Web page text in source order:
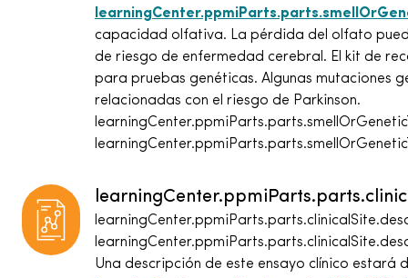
capacidad olfativa. La pérdida del olfato
de riesgo de enfermedad cerebral. El kit de
para pruebas genéticas. Algunas mutaciones
relacionadas con el riesgo de Parkinson.
Una descripción de este ensayo clínico estará